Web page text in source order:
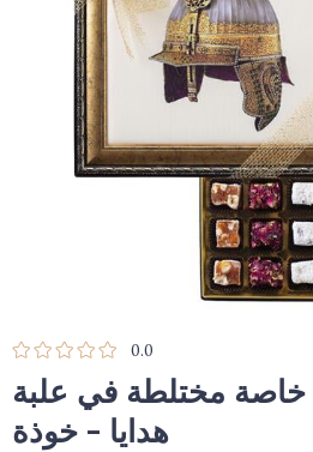
0.0
مختلطة في علبة
هدايا - خوذة